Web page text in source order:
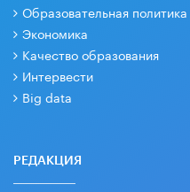
Образовательная политика
Экономика
Качество образования
Интервести
Big data
РЕДАКЦИЯ